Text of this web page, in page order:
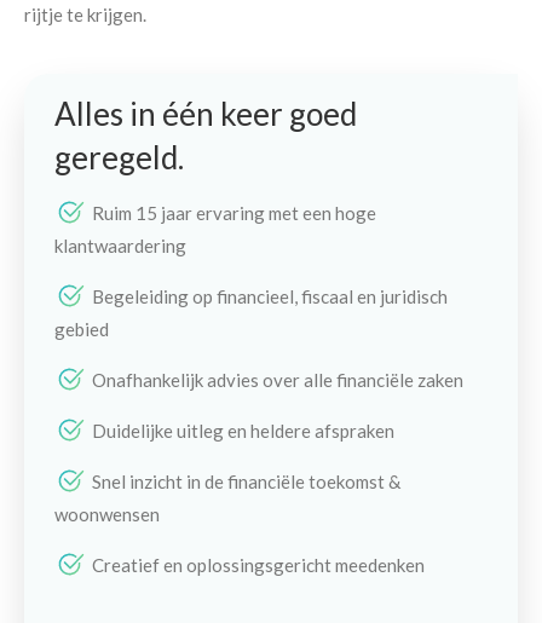
rijtje te krijgen.
Alles in één keer goed
geregeld.
Ruim 15 jaar ervaring met een hoge
klantwaardering
Begeleiding op financieel, fiscaal en juridisch
gebied
Onafhankelijk advies over alle financiële zaken
Duidelijke uitleg en heldere afspraken
Snel inzicht in de financiële toekomst &
woonwensen
Creatief en oplossingsgericht meedenken